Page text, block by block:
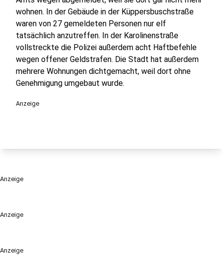
Anzeige
Anzeige
wohnen. In der Gebäude in der Küppersbuschstraße
waren von 27 gemeldeten Personen nur elf
tatsächlich anzutreffen. In der Karolinenstraße
vollstreckte die Polizei außerdem acht Haftbefehle
wegen offener Geldstrafen. Die Stadt hat außerdem
mehrere Wohnungen dichtgemacht, weil dort ohne
Genehmigung umgebaut wurde.
Anzeige
Anzeige